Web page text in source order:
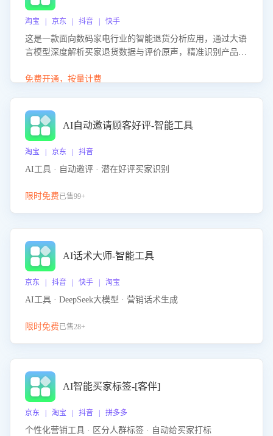
淘宝 | 京东 | 抖音 | 快手
这是一款面向数码家电行业的智能退货分析应用，通过大语
言模型深度解析买家退货数据与评价原声，精准识别产品质
改进建议，通过挖掘用户痛点驱动产品迭代，从根本上降低
免费开通，按量计费
AI自动邀请顾客好评-智能工具
淘宝 | 京东 | 抖音
AI工具 · 自动邀评 · 潜在好评买家识别
限时免费已售99+
AI话术大师-智能工具
京东 | 抖音 | 快手 | 淘宝
AI工具 · DeepSeek大模型 · 营销话术生成
限时免费已售28+
AI智能买家标签-[客伴]
京东 | 淘宝 | 抖音 | 拼多多
个性化营销工具 · 区分人群标签 · 自动给买家打标